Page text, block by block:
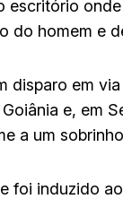
do homem e
disparo em
e, em
a um
foi induzido